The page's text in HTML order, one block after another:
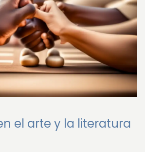
el arte y la literatura